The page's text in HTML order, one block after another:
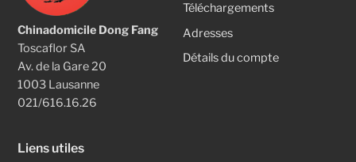
Chinadomicile Dong Fang
Toscaflor SA
Av. de la Gare 20
1003 Lausanne
021/616.16.26
Téléchargements
Adresses
Détails du compte
Liens utiles